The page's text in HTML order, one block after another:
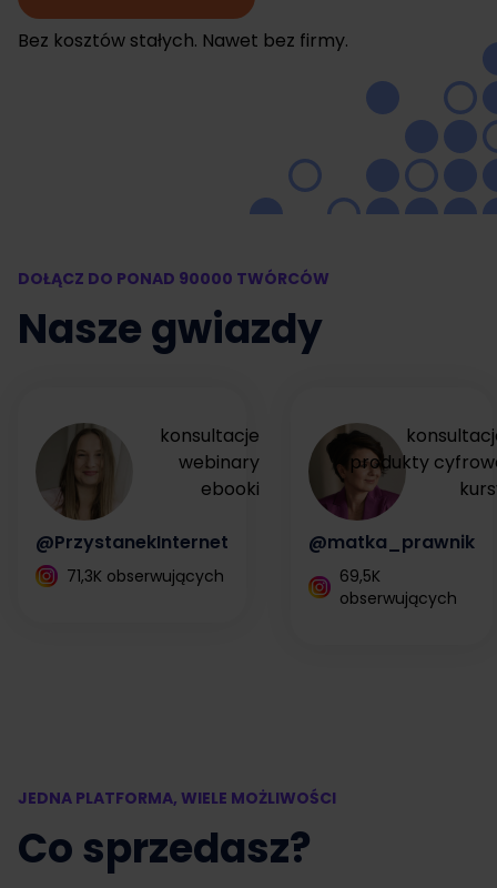
Bez kosztów stałych. Nawet bez firmy.
DOŁĄCZ DO PONAD 90000 TWÓRCÓW
Nasze gwiazdy
konsultacje
webinary
ebooki
@PrzystanekInternet
71,3K obserwujących
produkty
@matka_prawnik
69,5K
obserwujących
JEDNA PLATFORMA, WIELE MOŻLIWOŚCI
Co sprzedasz?